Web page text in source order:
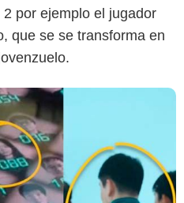
por ejemplo el jugador
que se se transforma en